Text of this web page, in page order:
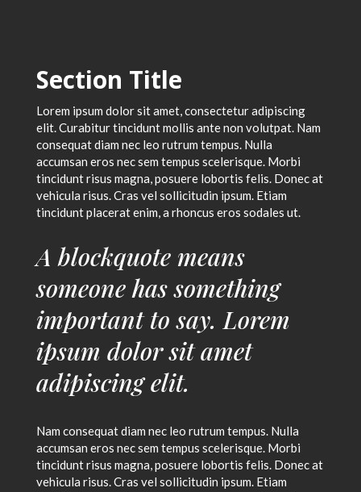
Section Title
Lorem ipsum dolor sit amet, consectetur adipiscing
elit. Curabitur tincidunt mollis ante non volutpat. Nam
consequat diam nec leo rutrum tempus. Nulla
accumsan eros nec sem tempus scelerisque. Morbi
tincidunt risus magna, posuere lobortis felis. Donec at
vehicula risus. Cras vel sollicitudin ipsum. Etiam
tincidunt placerat enim, a rhoncus eros sodales ut.
A blockquote means
someone has something
important to say. Lorem
ipsum dolor sit amet
adipiscing elit.
Nam consequat diam nec leo rutrum tempus. Nulla
accumsan eros nec sem tempus scelerisque. Morbi
tincidunt risus magna, posuere lobortis felis. Donec at
vehicula risus. Cras vel sollicitudin ipsum. Etiam